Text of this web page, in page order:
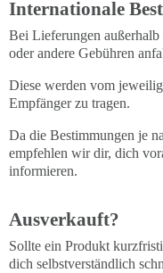
Internationale
Bei Lieferungen
oder andere Gebühren
Diese werden vom
Empfänger zu tragen.
Da die Bestimmungen je
empfehlen wir dir, dich
informieren.
Ausverkauft?
Sollte ein Produkt
dich selbstverständlich